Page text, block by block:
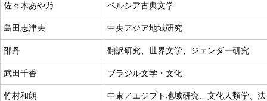
佐々木あや乃 ペルシア古典文学
島田志津夫 中央アジア地域研究
邵丹 翻訳研究、世界文学、ジェンダー研究
武田千香 ブラジル文学・文化
竹村和朗 中東／エジプト地域研究、文化人類学、